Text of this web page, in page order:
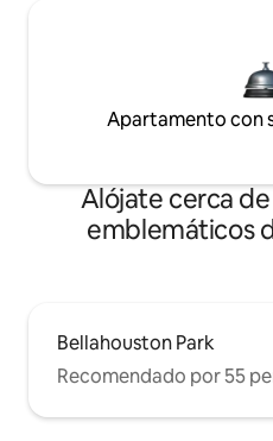
Apartamento con
Alójate cerca
emblemáticos
Bellahouston Park
Recomendado por 55